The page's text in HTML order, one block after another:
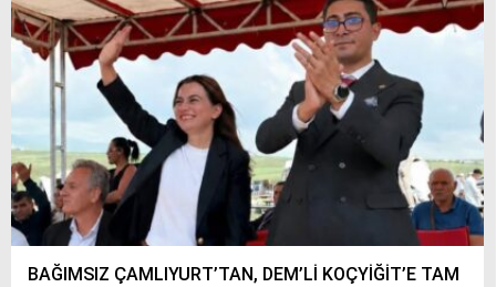
BAĞIMSIZ ÇAMLIYURT’TAN, DEM’Lİ KOÇYİĞİT’E TAM